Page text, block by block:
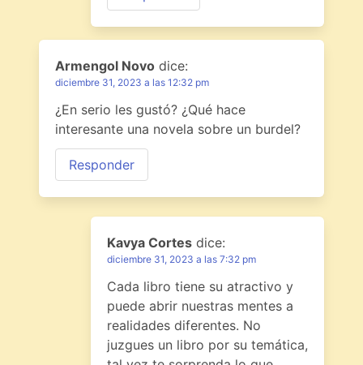
Armengol Novo dice:
diciembre 31, 2023 a las 12:32 pm
¿En serio les gustó? ¿Qué hace
interesante una novela sobre un burdel?
Responder
Kavya Cortes dice:
diciembre 31, 2023 a las 7:32 pm
Cada libro tiene su atractivo y
puede abrir nuestras mentes a
realidades diferentes. No
juzgues un libro por su temática,